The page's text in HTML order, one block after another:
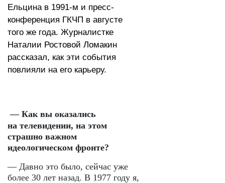
Ельцина в 1991-м и пресс-
конференция ГКЧП в августе
того же года. Журналистке
Наталии Ростовой Ломакин
рассказал, как эти события
повлияли на его карьеру.
— Как вы оказались
на телевидении, на этом
страшно важном
идеологическом фронте?
— Давно это было, сейчас уже
более 30 лет назад. В 1977 году я,